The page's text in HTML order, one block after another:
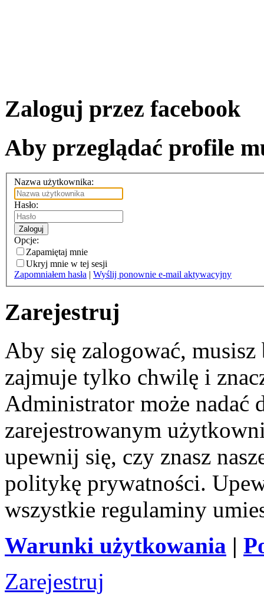
Zaloguj przez facebook
Aby przeglądać profile
Nazwa użytkownika:
Hasło:
Zaloguj
Opcje:
Zapamiętaj mnie
Ukryj mnie w tej sesji
Zapomniałem hasła | Wyślij ponownie e-mail aktywacyjny
Zarejestruj
Aby się zalogować,
zajmuje tylko chwilę i
Administrator może nadać
zarejestrowanym
upewnij się, czy znasz
politykę prywatności.
wszystkie regulaminy
Warunki użytkowania |
Zarejestruj